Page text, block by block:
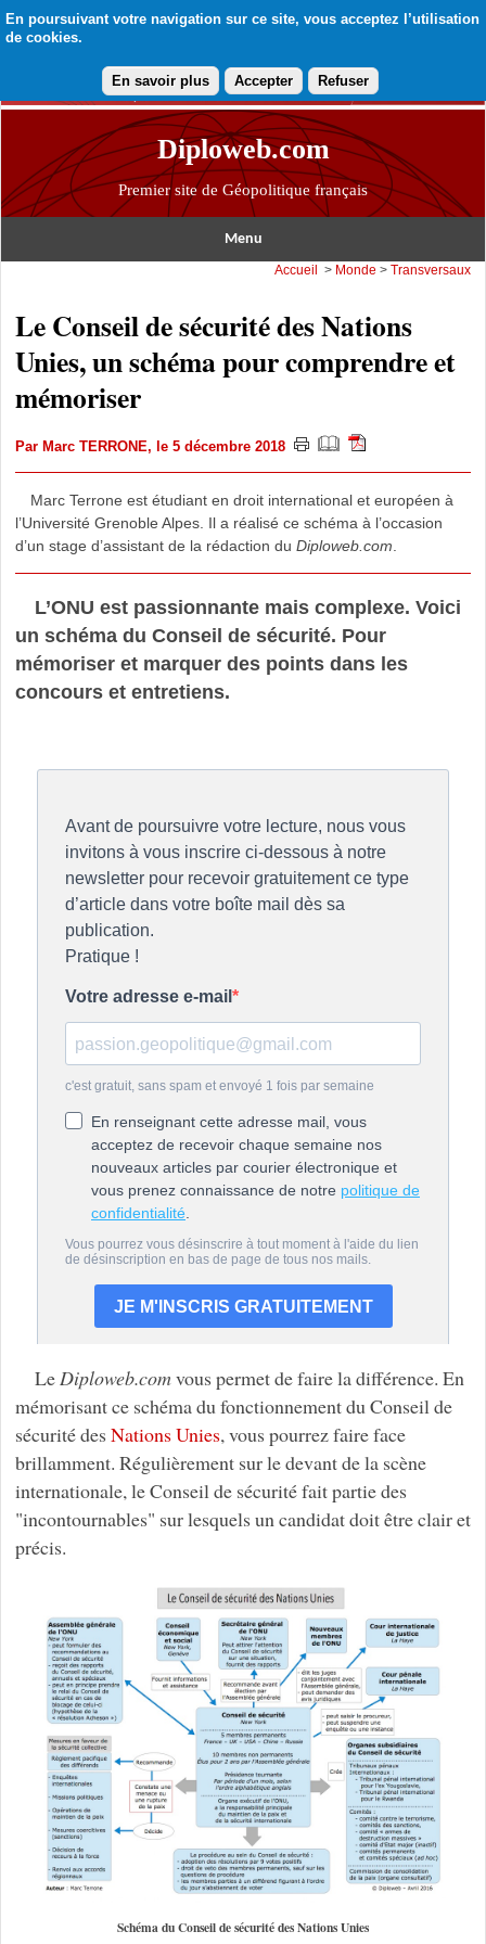
En poursuivant votre navigation sur ce site, vous acceptez l’utilisation
de cookies.
En savoir plus Accepter Refuser
Diploweb.com
Premier site de Géopolitique français
Menu
Accueil > Monde > Transversaux
Le Conseil de sécurité des Nations
Unies, un schéma pour comprendre et
mémoriser
Par Marc TERRONE, le 5 décembre 2018
Marc Terrone est étudiant en droit international et européen à
l’Université Grenoble Alpes. Il a réalisé ce schéma à l’occasion
d’un stage d’assistant de la rédaction du Diploweb.com
L’ONU est passionnante mais complexe. Voici
un schéma du Conseil de sécurité. Pour
mémoriser et marquer des points dans les
concours et entretiens.
Le Diploweb.comvous permet de faire la différence. En
mémorisant ce schéma du fonctionnement du Conseil de
sécurité des Nations Unies, vous pourrez faire face
brillamment. Régulièrement sur le devant de la scène
internationale, le Conseil de sécurité fait partie des
"incontournables" sur lesquels un candidat doit être clair et
précis.
Schéma du Conseil de sécurité des Nations Unies